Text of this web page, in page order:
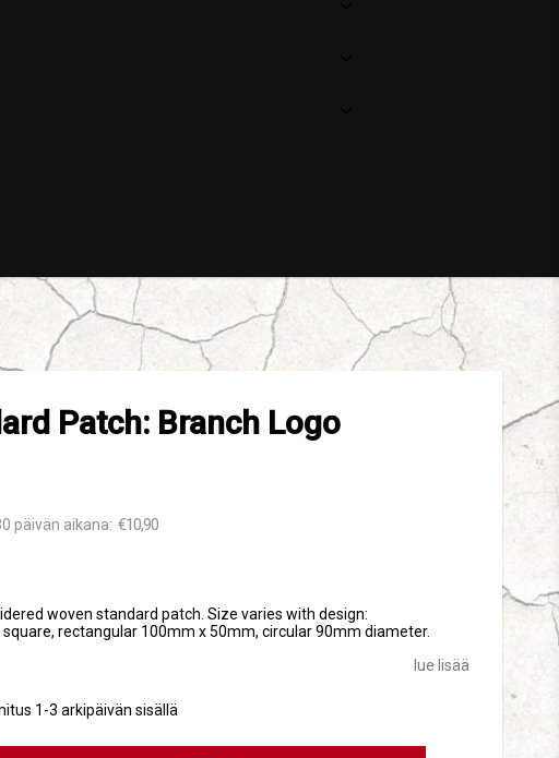
Patch: Branch Logo
päivän aikana €10,90
woven standard patch. Size varies with design:
rectangular 100mm x 50mm, circular 90mm diameter.
lue lisää
1-3 arkipäivän sisällä